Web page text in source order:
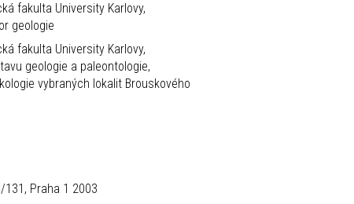
fakulta University Karlovy,
geologie
fakulta University Karlovy,
geologie a paleontologie,
vybraných lokalit Brouskového
Praha 1 2003